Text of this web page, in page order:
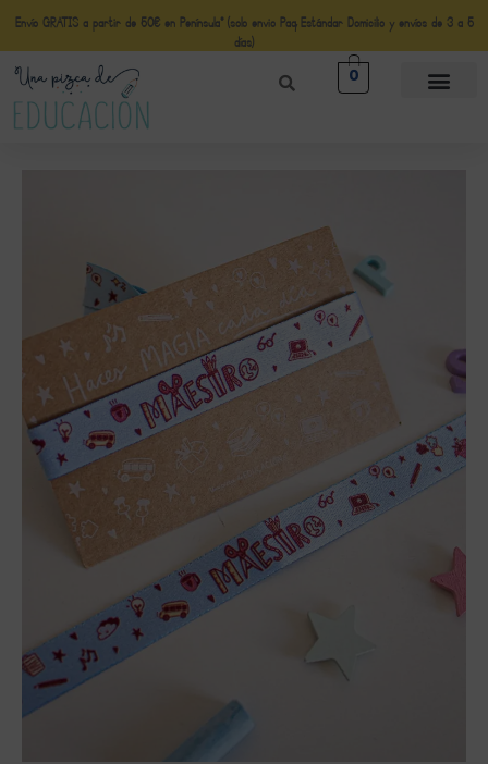
Envío GRATIS a partir de 50€ en Península* (solo envio Paq Estándar Domicilio y envíos de 3 a 5
días)
0